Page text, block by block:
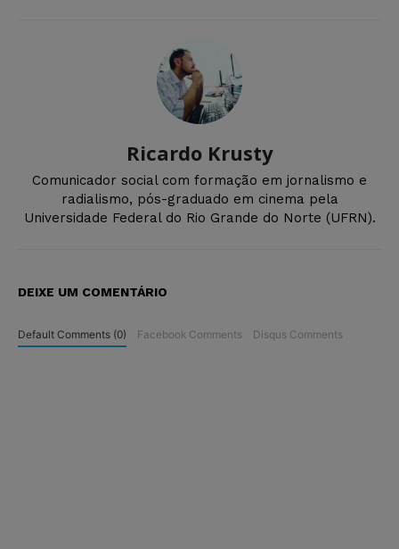
Ricardo Krusty
Comunicador social com formação em jornalismo e
radialismo, pós-graduado em cinema pela
Universidade Federal do Rio Grande do Norte (UFRN).
DEIXE UM COMENTÁRIO
Default Comments (0) Facebook Comments Disqus Comments